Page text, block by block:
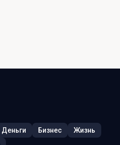
Деньги Бизнес
Жизнь